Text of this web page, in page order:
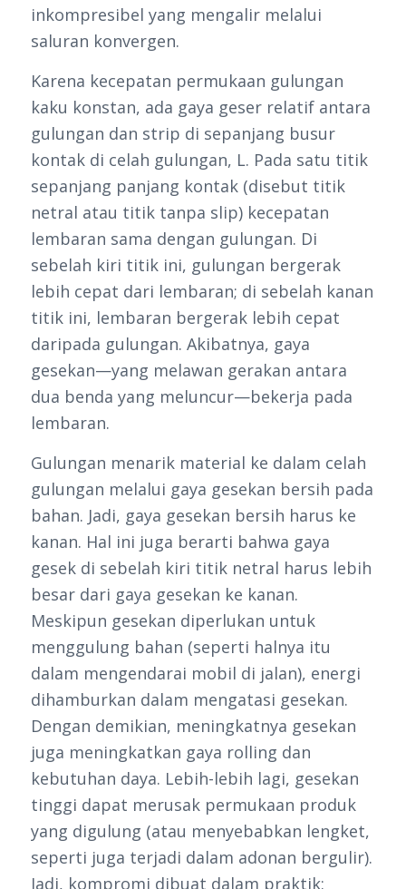
inkompresibel yang mengalir melalui
saluran konvergen.
Karena kecepatan permukaan gulungan
kaku konstan, ada gaya geser relatif antara
gulungan dan strip di sepanjang busur
kontak di celah gulungan, L. Pada satu titik
sepanjang panjang kontak (disebut titik
netral atau titik tanpa slip) kecepatan
lembaran sama dengan gulungan. Di
sebelah kiri titik ini, gulungan bergerak
lebih cepat dari lembaran; di sebelah kanan
titik ini, lembaran bergerak lebih cepat
daripada gulungan. Akibatnya, gaya
gesekan—yang melawan gerakan antara
dua benda yang meluncur—bekerja pada
lembaran.
Gulungan menarik material ke dalam celah
gulungan melalui gaya gesekan bersih pada
bahan. Jadi, gaya gesekan bersih harus ke
kanan. Hal ini juga berarti bahwa gaya
gesek di sebelah kiri titik netral harus lebih
besar dari gaya gesekan ke kanan.
Meskipun gesekan diperlukan untuk
menggulung bahan (seperti halnya itu
dalam mengendarai mobil di jalan), energi
dihamburkan dalam mengatasi gesekan.
Dengan demikian, meningkatnya gesekan
juga meningkatkan gaya rolling dan
kebutuhan daya. Lebih-lebih lagi, gesekan
tinggi dapat merusak permukaan produk
yang digulung (atau menyebabkan lengket,
seperti juga terjadi dalam adonan bergulir).
Jadi, kompromi dibuat dalam praktik: